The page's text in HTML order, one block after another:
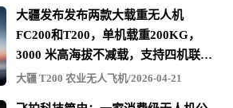
足复杂任务需求的挂载，让全天候作
大疆发布发布两款大载重无人机
FC200和T200，单机载重200KG，
3000 米高海拔不减载，支持四机联吊
最多600KG
大疆 T200 农业无人飞机/2026-04-21